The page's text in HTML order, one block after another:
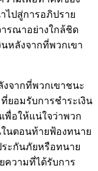
ไปสู่การอภิปราย
ารณาอย่างใกล้ชิด
หลังจากที่พวกเขา
จากที่พวกเขาชนะ
ยอมรับการชำระเงิน
อให้แน่ใจว่าพวก
ในตอนท้ายฟ้องทนาย
ะกันภัยหรือทนาย
วามที่ได้รับการ